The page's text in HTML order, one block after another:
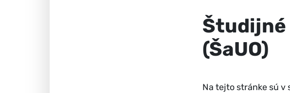
Študijné
(ŠaUO)
Na tejto stránke sú v